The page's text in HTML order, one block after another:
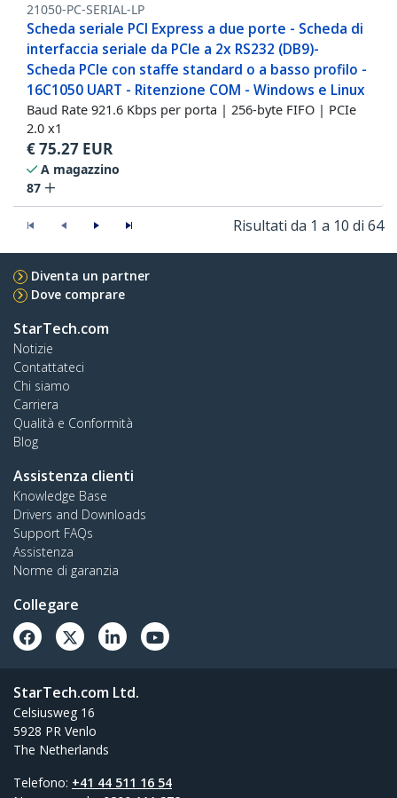
21050-PC-SERIAL-LP
Scheda seriale PCI Express a due porte - Scheda di
interfaccia seriale da PCIe a 2x RS232 (DB9)-
Scheda PCIe con staffe standard o a basso profilo -
16C1050 UART - Ritenzione COM - Windows e Linux
Baud Rate 921.6 Kbps per porta | 256-byte FIFO | PCIe
2.0 x1
€75.27 EUR
A magazzino
87
Risultati da 1 a 10 di 64
Diventa un partner
Dove comprare
StarTech.com
Notizie
Contattateci
Chi siamo
Carriera
Qualità e Conformità
Blog
Assistenza clienti
Knowledge Base
Drivers and Downloads
Support FAQs
Assistenza
Norme di garanzia
Collegare
StarTech.com Ltd.
Celsiusweg 16
5928 PR Venlo
The Netherlands
Telefono: +41 44 511 16 54